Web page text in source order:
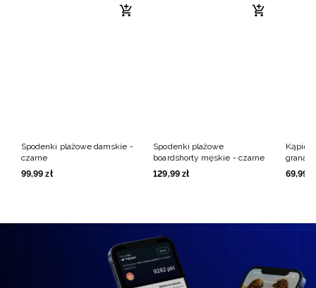
Spodenki plażowe damskie -
czarne
99,99 zł
Spodenki plażowe
boardshorty męskie - czarne
129,99 zł
69,99